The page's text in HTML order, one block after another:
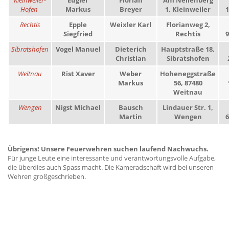
Hofen
Markus
Breyer
1, Kleinweiler
Rechtis
Epple
Siegfried
Weixler Karl
Florianweg 2,
Rechtis
Sibratshofen
Vogel Manuel
Dieterich
Christian
Hauptstraße 18,
Sibratshofen
Weitnau
Rist Xaver
Weber
Markus
Hoheneggstraße
56, 87480
Weitnau
Wengen Nigst Michael
Bausch
Martin
Lindauer Str. 1,
Wengen
Übrigens! Unsere Feuerwehren suchen laufend Nachwuchs.
Für junge Leute eine interessante und verantwortungsvolle Aufgabe,
die überdies auch Spass macht. Die Kameradschaft wird bei unseren
Wehren großgeschrieben.